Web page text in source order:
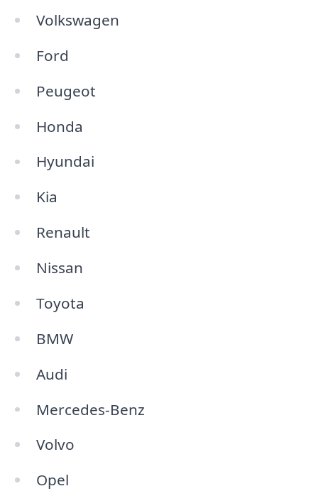
Volkswagen
Ford
Peugeot
Honda
Hyundai
Kia
Renault
Nissan
Toyota
BMW
Audi
Mercedes-Benz
Volvo
Opel